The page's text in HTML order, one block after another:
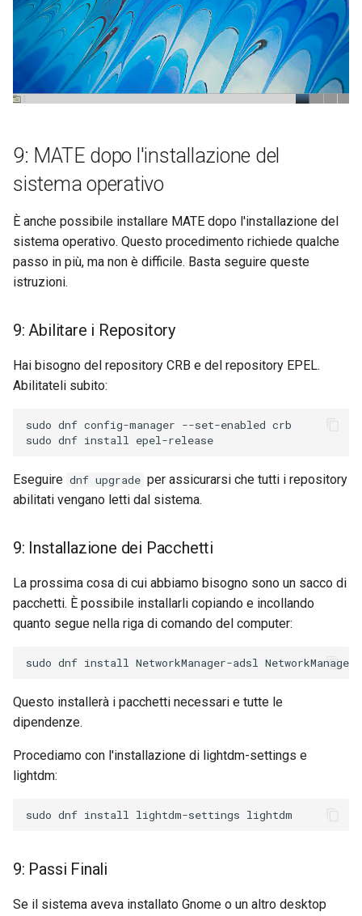
9: MATE dopo l'installazione del
sistema operativo
È anche possibile installare MATE dopo l'installazione del
sistema operativo. Questo procedimento richiede qualche
passo in più, ma non è difficile. Basta seguire queste
istruzioni.
9: Abilitare i Repository
Hai bisogno del repository CRB e del repository EPEL.
Abilitateli subito:
sudo dnf config-manager --set-enabled crb
Eseguire dnf upgrade per assicurarsi che tutti i repository
abilitati vengano letti dal sistema.
9: Installazione dei Pacchetti
La prossima cosa di cui abbiamo bisogno sono un sacco di
pacchetti. È possibile installarli copiando e incollando
quanto segue nella riga di comando del computer:
Questo installerà i pacchetti necessari e tutte le
dipendenze.
Procediamo con l'installazione di lightdm-settings e
lightdm:
9: Passi Finali
Se il sistema aveva installato Gnome o un altro desktop